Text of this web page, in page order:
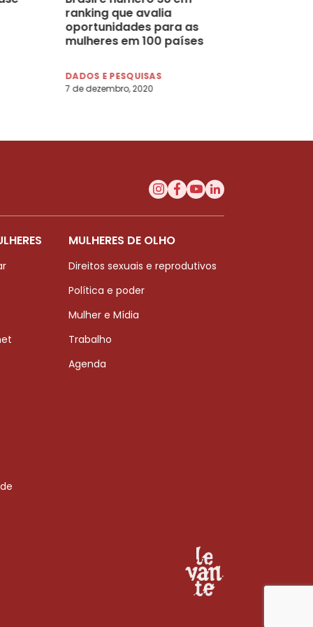
ranking que avalia
oportunidades para as
mulheres em 100 países
DADOS E PESQUISAS
7 de dezembro, 2020
MULHERES DE OLHO
Direitos sexuais e reprodutivos
Política e poder
Mulher e Mídia
Trabalho
Agenda